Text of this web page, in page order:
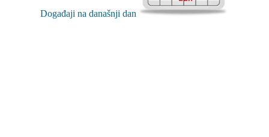
Događaji na današnji dan